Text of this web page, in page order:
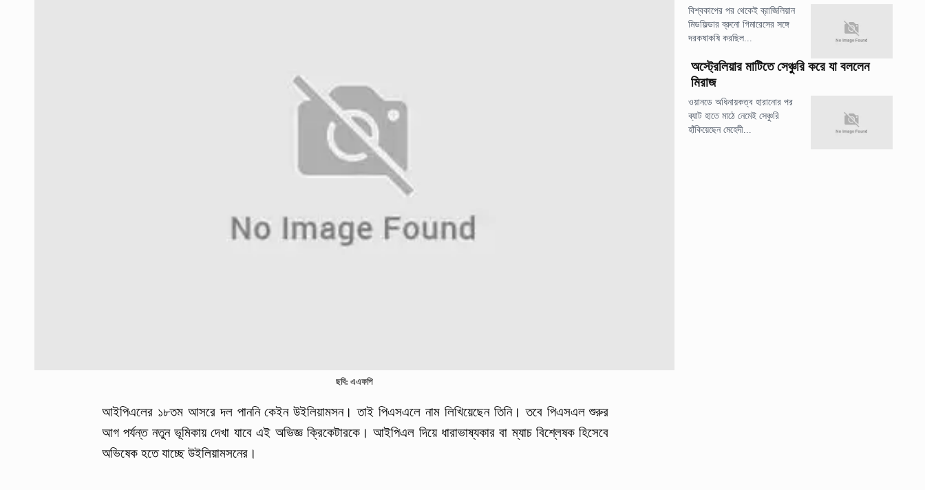
ছবি: এএফপি
আইপিএলের ১৮তম আসরে দল পাননি কেইন উইলিয়ামসন। তাই পিএসএলে নাম লিখিয়েছেন তিনি। তবে পিএসএল শুরুর
আগ পর্যন্ত নতুন ভূমিকায় দেখা যাবে এই অভিজ্ঞ ক্রিকেটারকে। আইপিএল দিয়ে ধারাভাষ্যকার বা ম্যাচ বিশ্লেষক হিসেবে
অভিষেক হতে যাচ্ছে উইলিয়ামসনের।
বিশ্বকাপের পর থেকেই ব্রাজিলিয়ান
মিডফিল্ডার ব্রুনো গিমারেসের সঙ্গে
দরকষাকষি করছিল...
অস্ট্রেলিয়ার মাটিতে সেঞ্চুরি করে যা বললেন
মিরাজ
ওয়ানডে অধিনায়কত্ব হারানোর পর
ব্যাট হাতে মাঠে নেমেই সেঞ্চুরি
হাঁকিয়েছেন মেহেদী...